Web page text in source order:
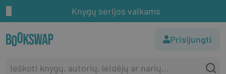
Knygų serijos vaikams
Prisijungti